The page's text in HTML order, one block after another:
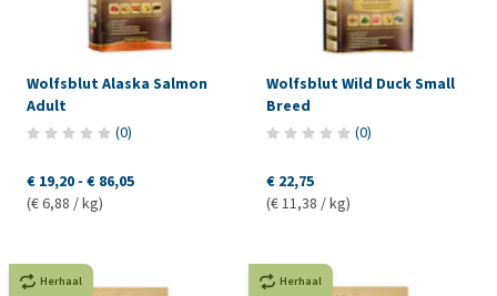
Wolfsblut Alaska Salmon
Adult
(0)
€ 19,20 - € 86,05
(€ 6,88 / kg)
Wolfsblut Wild Duck Small
Breed
(0)
€ 22,75
(€ 11,38 / kg)
Herhaal Herhaal